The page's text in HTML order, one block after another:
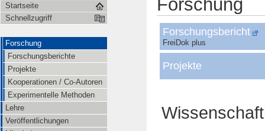
Startseite
Schnellzugriff
Forschung
Forschungsberichte
Projekte
Kooperationen / Co-Autoren
Experimentelle Methoden
Lehre
Veröffentlichungen
Forschung
Forschungsbericht
FreiDok plus
Projekte